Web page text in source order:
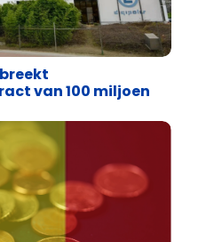
van 100 miljoen